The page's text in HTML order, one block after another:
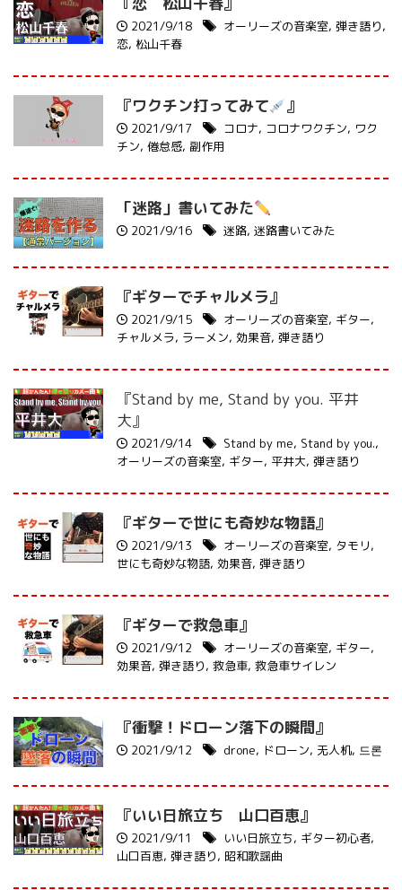
2021/9/18 オーリーズの音楽室, 弾き語り,
恋, 松山千春
『ワクチン打ってみて 』
2021/9/17 コロナ, コロナワクチン, ワク
チン, 倦怠感, 副作用
「迷路」書いてみた
2021/9/16 迷路, 迷路書いてみた
『ギターでチャルメラ』
2021/9/15 オーリーズの音楽室, ギター,
チャルメラ, ラーメン, 効果音, 弾き語り
『Stand by me, Stand by you. 平井
大』
2021/9/14 Stand by me, Stand by you.,
オーリーズの音楽室, ギター, 平井大, 弾き語り
『ギターで世にも奇妙な物語』
2021/9/13 オーリーズの音楽室, タモリ,
世にも奇妙な物語, 効果音, 弾き語り
『ギターで救急車』
2021/9/12 オーリーズの音楽室, ギター,
効果音, 弾き語り, 救急車, 救急車サイレン
『衝撃！ドローン落下の瞬間』
2021/9/12 drone, ドローン, 无人机, 드론
『いい日旅立ち 山口百恵』
2021/9/11 いい日旅立ち, ギター初心者,
山口百恵, 弾き語り, 昭和歌謡曲